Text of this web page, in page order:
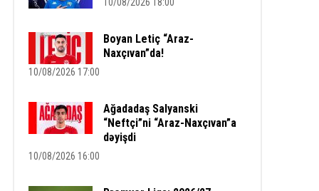
Boyan Letiç “Araz-
Naxçıvan”da!
10/08/2026 17:00
Ağadadaş Salyanski
“Neftçi”ni “Araz-Naxçıvan”a
dəyişdi
10/08/2026 16:00